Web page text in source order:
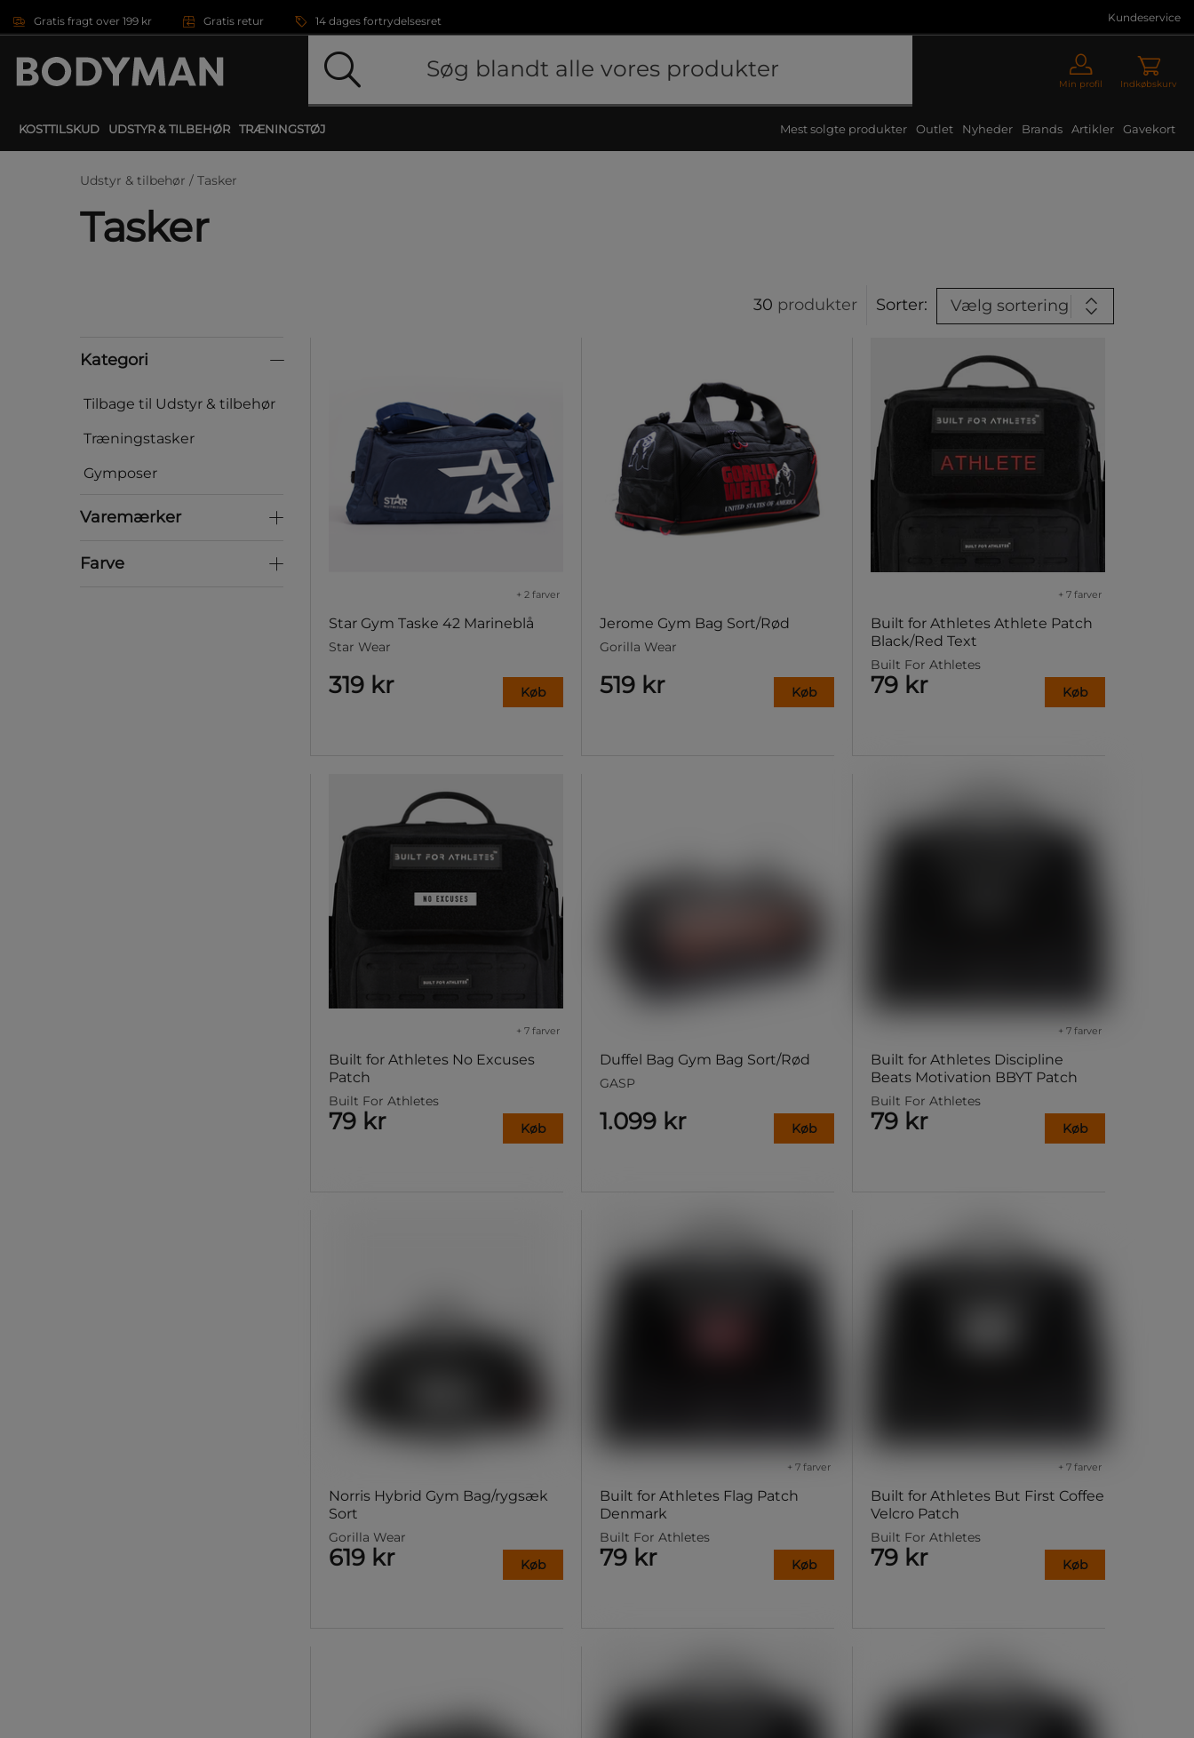
Gratis fragt over 199 kr Gratis retur 14 dages fortrydelsesret Kundeservice
Min profil Indkøbskurv
KOSTTILSKUD UDSTYR & TILBEHØR TRÆNINGSTØJ Mest solgte produkter Outlet Nyheder Brands Artikler Gavekort
Udstyr & tilbehør / Tasker
Tasker
30 produkter Sorter: Vælg sortering
Kategori
Tilbage til Udstyr & tilbehør
Træningstasker
Gymposer
VaremærkerVaremærker
FarveFarve
Star Gym Taske 42 Marineblå
+ 2 farver
Star Wear
319 kr Køb
Jerome Gym Bag Sort/Rød
Gorilla Wear
519 kr Køb
Built for Athletes Athlete Patch
Black/Red Text
+ 7 farver
Built For Athletes
79 kr Køb
Built for Athletes No Excuses
Patch
+ 7 farver
Built For Athletes
79 kr Køb
Duffel Bag Gym Bag Sort/Rød
GASP
1.099 kr Køb
Built for Athletes Discipline
Beats Motivation BBYT Patch
+ 7 farver
Built For Athletes
79 kr Køb
Norris Hybrid Gym Bag/rygsæk
Sort
Gorilla Wear
619 kr Køb
Built for Athletes Flag Patch
Denmark
+ 7 farver
Built For Athletes
79 kr Køb
Built for Athletes But First Coffee
Velcro Patch
+ 7 farver
Built For Athletes
79 kr Køb